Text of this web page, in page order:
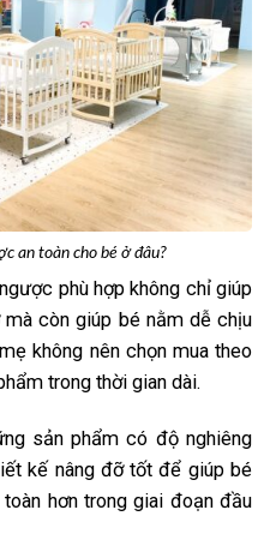
an toàn cho bé ở đâu?
phù hợp không chỉ giúp
còn giúp bé nằm dễ chịu
không nên chọn mua theo
trong thời gian dài.
sản phẩm có độ nghiêng
kế nâng đỡ tốt để giúp bé
hơn trong giai đoạn đầu